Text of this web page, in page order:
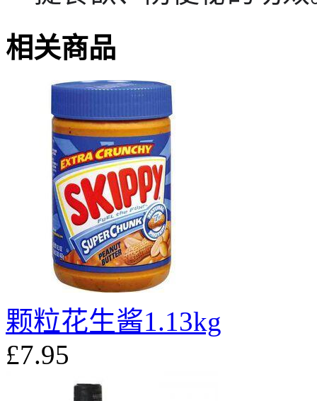
相关商品
颗粒花生酱1.13kg
£7.95